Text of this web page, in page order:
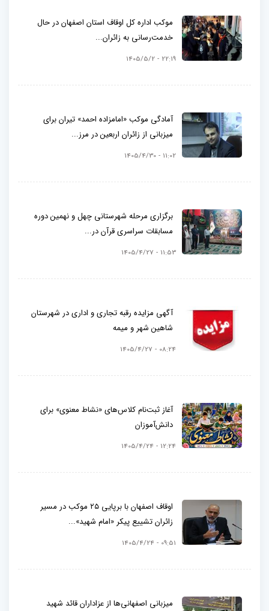
موکب اداره کل اوقاف استان اصفهان در حال
خدمت‌رسانی به زائران...
22:19 - 1405/5/2
آمادگی موکب «امامزاده احمد» تیران برای
میزبانی از زائران اربعین در مرز...
11:02 - 1405/4/30
برگزاری مرحله شهرستانی چهل و نهمین دوره
مسابقات سراسری قرآن در...
11:53 - 1405/4/27
آگهی مزایده رقبه تجاری و اداری در شهرستان
شاهین شهر و میمه
08:24 - 1405/4/27
آغاز ثبت‌نام کلاس‌های «نشاط معنوی» برای
دانش‌آموزان
12:24 - 1405/4/24
اوقاف اصفهان با برپایی ۲۵ موکب در مسیر
زائران تشییع پیکر «امام شهید»...
09:51 - 1405/4/24
میزبانی اصفهانی‌ها از عزاداران قائد شهید